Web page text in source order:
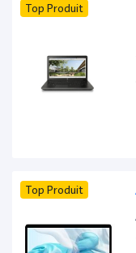
Top Produit
Top Produit